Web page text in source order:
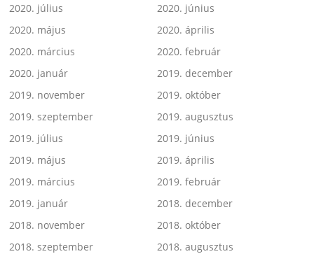
2020. július
2020. június
2020. május
2020. április
2020. március
2020. február
2020. január
2019. december
2019. november
2019. október
2019. szeptember
2019. augusztus
2019. július
2019. június
2019. május
2019. április
2019. március
2019. február
2019. január
2018. december
2018. november
2018. október
2018. szeptember
2018. augusztus